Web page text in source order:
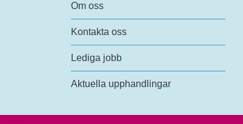
Om oss
Kontakta oss
Lediga jobb
Aktuella upphandlingar